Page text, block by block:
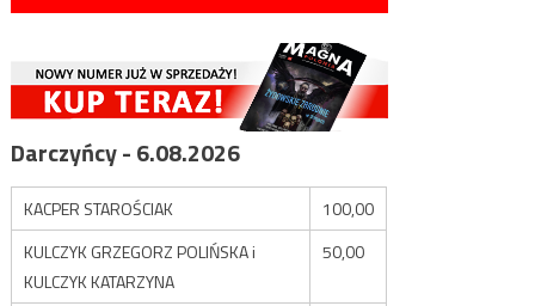
Darczyńcy - 6.08.2026
KACPER STAROŚCIAK
100,00
KULCZYK GRZEGORZ POLIŃSKA i
KULCZYK KATARZYNA
50,00